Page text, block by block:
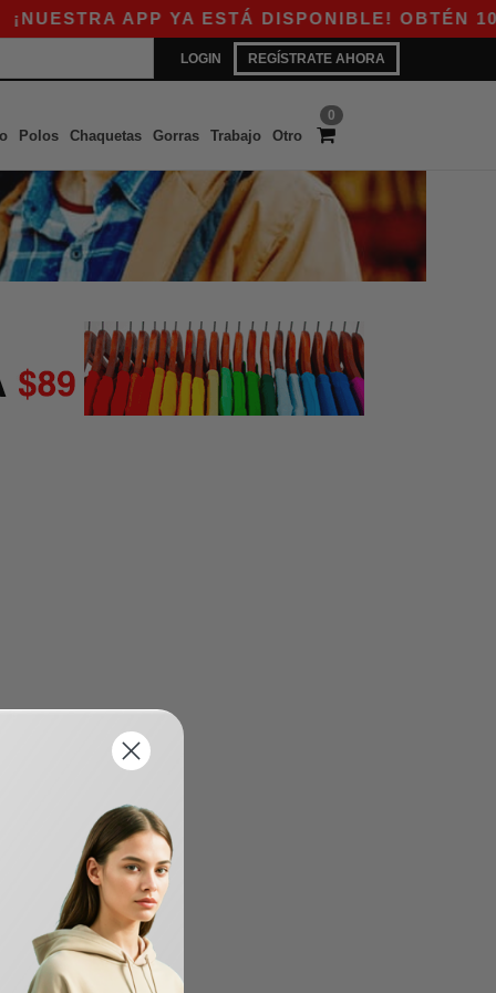
APP YA ESTÁ DISPONIBLE! OBTÉN 10$
LOGIN REGÍSTRATE AHORA
0
Polos Chaquetas Gorras Trabajo Otro